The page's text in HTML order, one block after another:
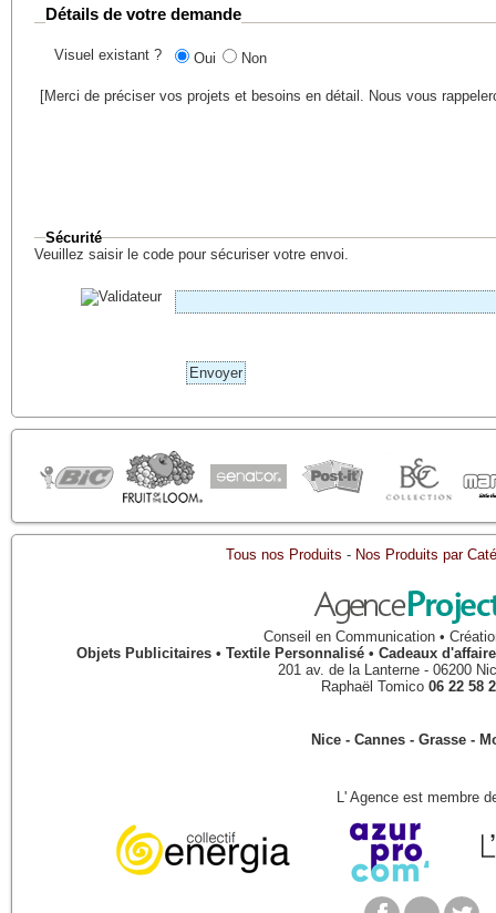
Détails de votre demande
Visuel existant ? Oui Non
[Merci de préciser vos projets et besoins en détail. Nous vous
Sécurité
Veuillez saisir le code pour sécuriser votre envoi.
Tous nos Produits - Nos Produits par
Conseil en Communication •
Objets Publicitaires • Textile Personnalisé • Cadeaux
201 av. de la Lanterne - 06200
Raphaël Tomico 06 22 58
Nice - Cannes - Grasse -
L' Agence est membre